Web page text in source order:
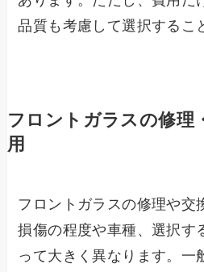
品質も考慮して選択するこ
フロントガラスの修理
用
フロントガラスの修理や交
損傷の程度や車種、選択す
って大きく異なります。一